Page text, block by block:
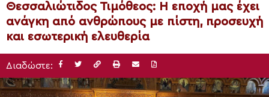
Θεσσαλιώτιδος Τιμόθεος: Η εποχή μας έχει
ανάγκη από ανθρώπους με πίστη, προσευχή
και εσωτερική ελευθερία
Διαδώστε: